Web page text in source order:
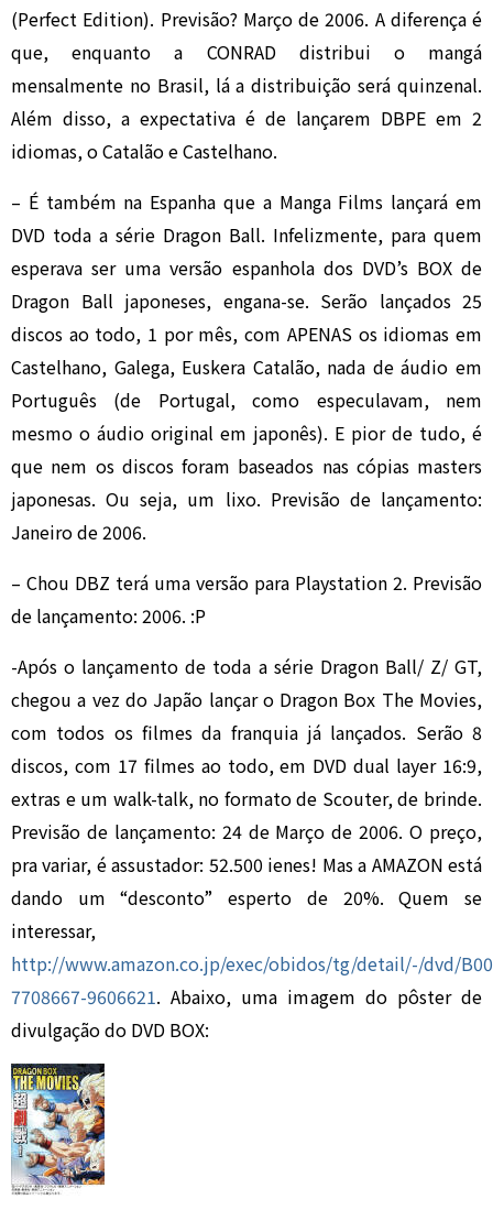
(Perfect Edition). Previsão? Março de 2006. A diferença é
que, enquanto a CONRAD distribui o mangá
mensalmente no Brasil, lá a distribuição será quinzenal.
Além disso, a expectativa é de lançarem DBPE em 2
idiomas, o Catalão e Castelhano.
– É também na Espanha que a Manga Films lançará em
DVD toda a série Dragon Ball. Infelizmente, para quem
esperava ser uma versão espanhola dos DVD’s BOX de
Dragon Ball japoneses, engana-se. Serão lançados 25
discos ao todo, 1 por mês, com APENAS os idiomas em
Castelhano, Galega, Euskera Catalão, nada de áudio em
Português (de Portugal, como especulavam, nem
mesmo o áudio original em japonês). E pior de tudo, é
que nem os discos foram baseados nas cópias masters
japonesas. Ou seja, um lixo. Previsão de lançamento:
Janeiro de 2006.
– Chou DBZ terá uma versão para Playstation 2. Previsão
de lançamento: 2006. :P
-Após o lançamento de toda a série Dragon Ball/ Z/ GT,
chegou a vez do Japão lançar o Dragon Box The Movies,
com todos os filmes da franquia já lançados. Serão 8
discos, com 17 filmes ao todo, em DVD dual layer 16:9,
extras e um walk-talk, no formato de Scouter, de brinde.
Previsão de lançamento: 24 de Março de 2006. O preço,
pra variar, é assustador: 52.500 ienes! Mas a AMAZON está
dando um “desconto” esperto de 20%. Quem se
interessar,
http://www.amazon.co.jp/exec/obidos/tg/detail/-/dvd/
7708667-9606621. Abaixo, uma imagem do pôster de
divulgação do DVD BOX: